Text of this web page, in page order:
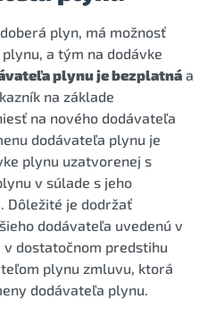
plyn, má možnosť
a tým na dodávke
plynu je bezplatná a
na základe
na nového dodávateľa
dodávateľa plynu je
plynu uzatvorenej s
v súlade s jeho
Dôležité je dodržať
dodávateľa uvedenú v
dostatočnom predstihu
plynu zmluvu, ktorá
dodávateľa plynu.